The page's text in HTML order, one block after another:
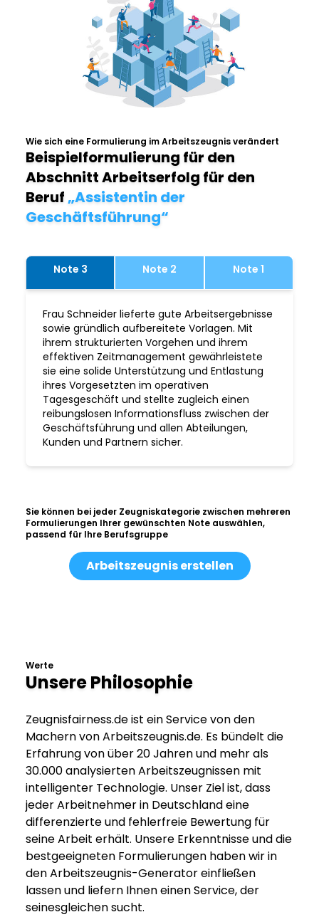
Wie sich eine Formulierung im Arbeitszeugnis verändert
Beispielformulierung für den
Abschnitt Arbeitserfolg für den
Beruf„Assistentin der
Geschäftsführung“
Note 3 Note 2 Note 1
Frau Schneider lieferte gute Arbeitsergebnisse
sowie gründlich aufbereitete Vorlagen. Mit
ihrem strukturierten Vorgehen und ihrem
effektiven Zeitmanagement gewährleistete
sie eine solide Unterstützung und Entlastung
ihres Vorgesetzten im operativen
Tagesgeschäft und stellte zugleich einen
reibungslosen Informationsfluss zwischen der
Geschäftsführung und allen Abteilungen,
Kunden und Partnern sicher.
Sie können bei jeder Zeugniskategorie zwischen mehreren
Formulierungen Ihrer gewünschten Note auswählen,
passend für Ihre Berufsgruppe
Arbeitszeugnis erstellen
Werte
Unsere Philosophie
Zeugnisfairness.de ist ein Service von den
Machern von Arbeitszeugnis.de. Es bündelt die
Erfahrung von über 20 Jahren und mehr als
30.000 analysierten Arbeitszeugnissen mit
intelligenter Technologie. Unser Ziel ist, dass
jeder Arbeitnehmer in Deutschland eine
differenzierte und fehlerfreie Bewertung für
seine Arbeit erhält. Unsere Erkenntnisse und die
bestgeeigneten Formulierungen haben wir in
den Arbeitszeugnis-Generator einfließen
lassen und liefern Ihnen einen Service, der
seinesgleichen sucht.